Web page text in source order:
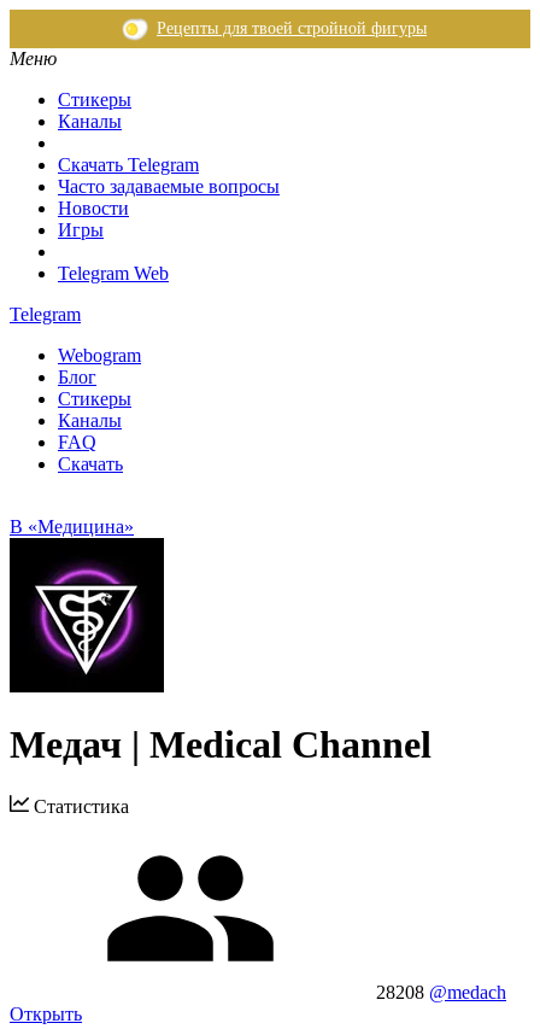
Рецепты для твоей стройной фигуры
Меню
Стикеры
Каналы
Скачать Telegram
Часто задаваемые вопросы
Новости
Игры
Telegram Web
Telegram
Webogram
Блог
Стикеры
Каналы
FAQ
Скачать
В «Медицина»
Медач | Medical Channel
Статистика
28208 @medach
Открыть